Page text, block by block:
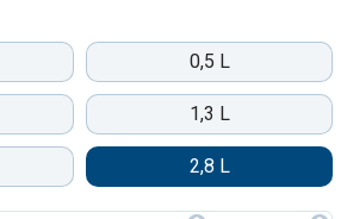
0,5 L
1,3 L
2,8 L